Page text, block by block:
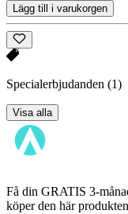
Lägg till i varukorgen
Specialerbjudanden (1)
Visa alla
Få din GRATIS 3-
köper den här